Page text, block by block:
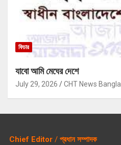
ফিচার
যাবো আমি মেঘের দেশে
July 29, 2026 CHT News Bangla
Chief Editor / প্রধান সম্পাদক